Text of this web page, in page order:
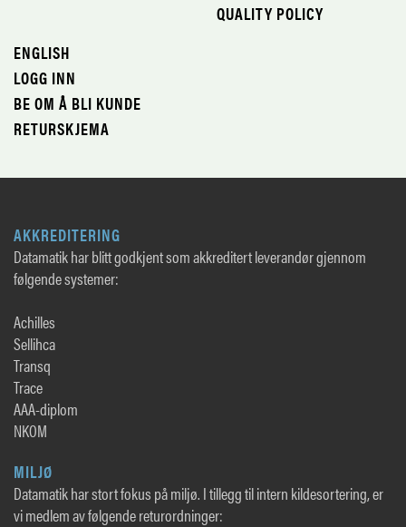
QUALITY POLICY
ENGLISH
LOGG INN
BE OM Å BLI KUNDE
RETURSKJEMA
AKKREDITERING
Datamatik har blitt godkjent som akkreditert leverandør gjennom
følgende systemer:
Achilles
Sellihca
Transq
Trace
AAA-diplom
NKOM
MILJØ
Datamatik har stort fokus på miljø. I tillegg til intern kildesortering, er
vi medlem av følgende returordninger: